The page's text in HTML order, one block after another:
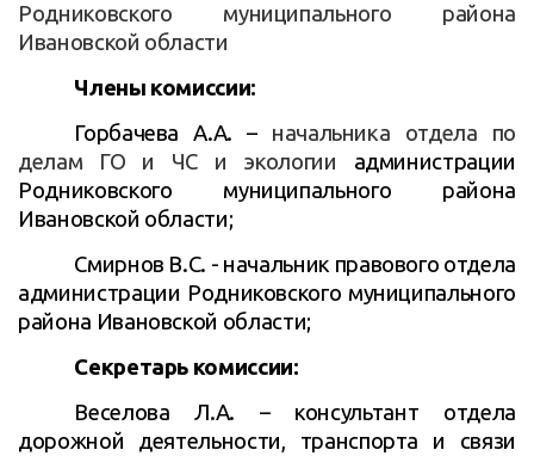
Родниковского муниципального района
Ивановской области
Члены комиссии:
Горбачева А.А. – начальника отдела по
делам ГО и ЧС и экологии администрации
Родниковского муниципального района
Ивановской области;
Смирнов В.С. - начальник правового отдела
администрации Родниковского муниципального
района Ивановской области;
Секретарь комиссии:
Веселова Л.А. – консультант отдела
дорожной деятельности, транспорта и связи